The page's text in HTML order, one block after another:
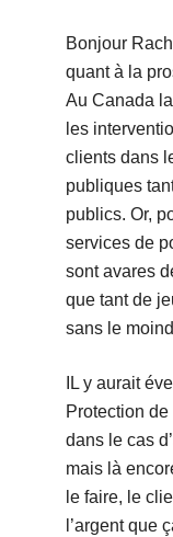
Bonjour
quant à la
Au Canada
les
clients dans
publiques
publics. Or,
services de
sont avares
que tant de
sans le
IL y aurait
Protection
dans le cas
mais là
le faire, le
l’argent que